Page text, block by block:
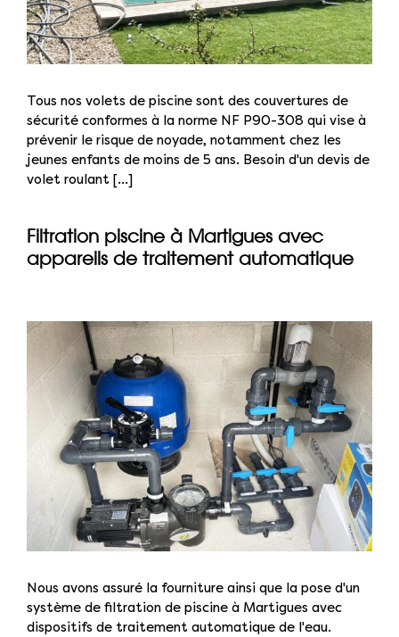
Tous nos volets de piscine sont des couvertures de
sécurité conformes à la norme NF P90-308 qui vise à
prévenir le risque de noyade, notamment chez les
jeunes enfants de moins de 5 ans. Besoin d'un devis de
volet roulant [...]
Filtration piscine à Martigues avec
appareils de traitement automatique
Nous avons assuré la fourniture ainsi que la pose d'un
système de filtration de piscine à Martigues avec
dispositifs de traitement automatique de l'eau.